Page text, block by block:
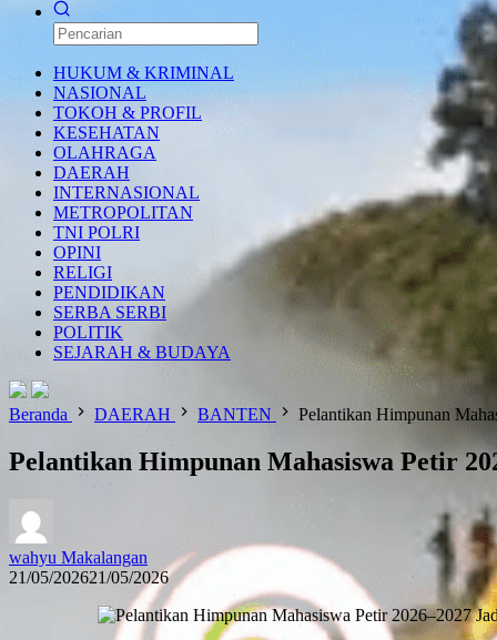
HUKUM & KRIMINAL
NASIONAL
TOKOH & PROFIL
KESEHATAN
OLAHRAGA
DAERAH
INTERNASIONAL
METROPOLITAN
TNI POLRI
OPINI
RELIGI
PENDIDIKAN
SERBA SERBI
POLITIK
SEJARAH & BUDAYA
Beranda DAERAH BANTEN Pelantikan Himpunan
Pelantikan Himpunan Mahasiswa Petir
wahyu Makalangan
21/05/202621/05/2026